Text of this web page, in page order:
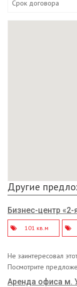
Срок договора
Другие
Бизнес-центр «2-
101 кв.м
Не заинтересовал
Посмотрите
Аренда офиса м.